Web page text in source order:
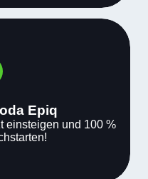
Epiq
einsteigen und 100 %